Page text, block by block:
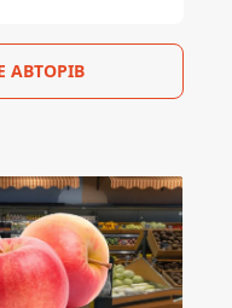
АВТОРІВ